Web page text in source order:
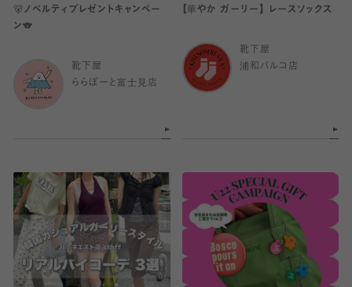
🐻ノベルティプレゼントキャンペー
ン🐨
靴下屋
ららぽーと富士見店
【華やか ガーリー】 レースソックス
靴下屋
浦和パルコ店